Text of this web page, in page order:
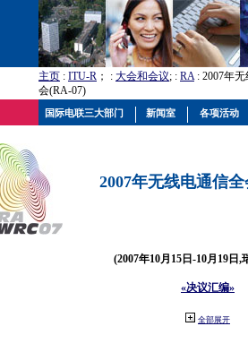
主页 : ITU-R ； : 大会和会议; : RA: 2007年
会(RA-07)
2007年无线电通信
(2007年10月15日-10月19日,
«决议汇编»
全部展开
国际电联三大部门 新闻室 各项活动